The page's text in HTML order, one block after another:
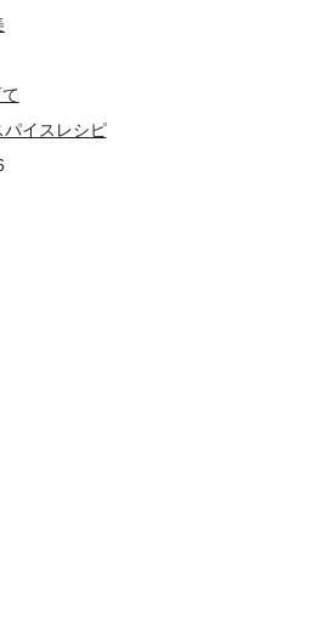
ると香りが豊かになったり……「こう
す。総勢35種類！ スパイスの種類と
ので、この本のレシピ以外にも、「こ
。巻末には、スパイス逆引き索引も掲
にも便利です。大人気料理家・小堀紀
代美らしい「日々の食卓が華やかにな
ーミートボールウフマヨ／自家製マ
オ白身魚のクミンフリットズッキーニ
と豆のトマト煮込み卵落とし牛こま肉
ー炒め豚肉のハーブマリネ焼き／大根
のサラダ赤のミックススパイス
イスレシピ